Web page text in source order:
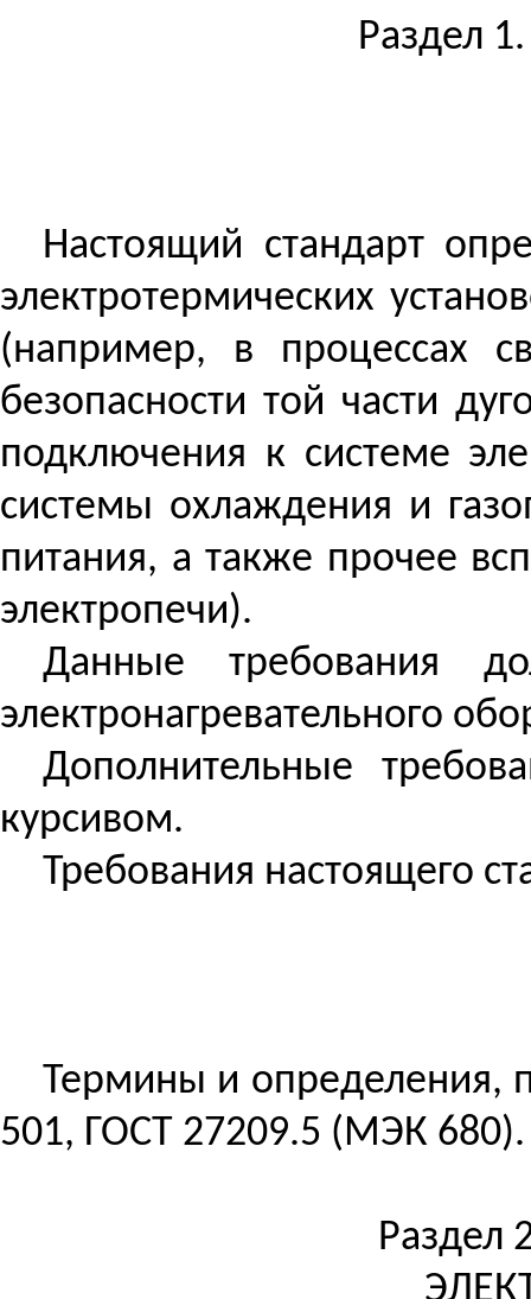
Раздел
Настоящий стандарт
электротермических
(например, в процессах
безопасности той части
подключения к системе
системы охлаждения и
питания, а также прочее
электропечи).
Данные требования
электронагревательного
Дополнительные
курсивом.
Требования настоящего
Термины и определения,
501, ГОСТ 27209.5 (МЭК 680).